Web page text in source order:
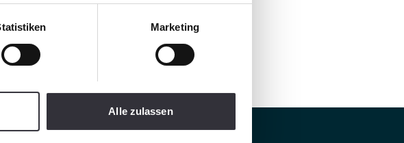
Marketing
Alle zulassen